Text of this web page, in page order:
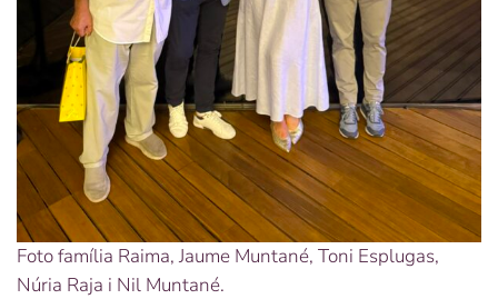
Foto família Raima, Jaume Muntané, Toni Esplugas,
Núria Raja i Nil Muntané.